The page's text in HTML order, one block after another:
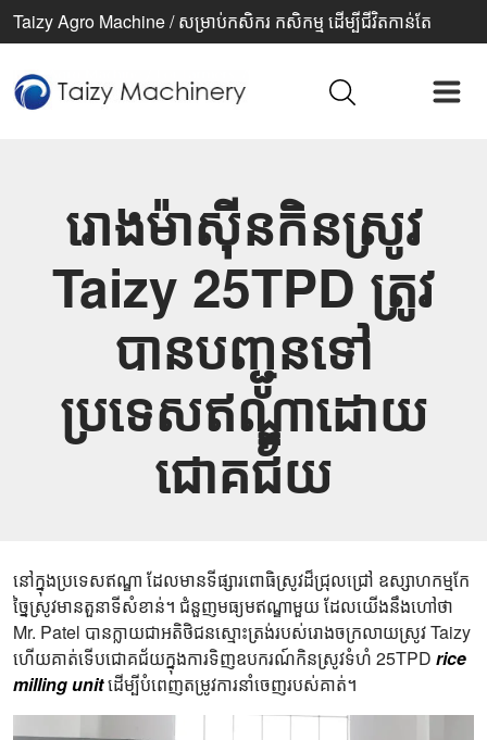
Taizy Agro Machine / សម្រាប់កសិករ កសិកម្ម ដើម្បីជីវិតកាន់តែ
រោងម៉ាស៊ីនកិនស្រូវ
Taizy 25TPD ត្រូវ
បានបញ្ជូនទៅ
ប្រទេសឥណ្ឌាដោយ
ជោគជ័យ
នៅក្នុងប្រទេសឥណ្ឌា ដែលមានទីផ្សារពោធិស្រូវដ៏ជ្រុលជ្រៅ ឧស្សាហកម្មកែ
ច្នៃស្រូវមានតួនាទីសំខាន់។ ជំនួញមធ្យមឥណ្ឌាមួយ ដែលយើងនឹងហៅថា
Mr. Patel បានក្លាយជាអតិថិជនស្មោះត្រង់របស់រោងចក្រលាយស្រូវ Taizy
ហើយគាត់ទើបជោគជ័យក្នុងការទិញឧបករណ៍កិនស្រូវទំហំ 25TPD rice
milling unitដើម្បីបំពេញតម្រូវការនាំចេញរបស់គាត់។